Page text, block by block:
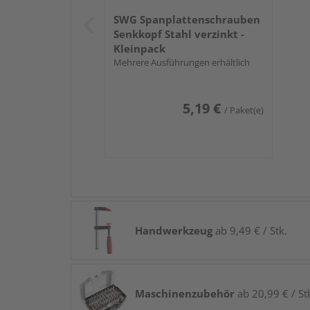
SWG Spanplattenschrauben
Senkkopf Stahl verzinkt -
Kleinpack
Mehrere Ausführungen erhältlich
5,19 € / Paket(e)
Handwerkzeug ab 9,49 € / Stk.
Maschinenzubehör ab 20,99 € /